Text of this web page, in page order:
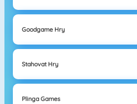
Goodgame Hry
Stahovat Hry
Plinga Games